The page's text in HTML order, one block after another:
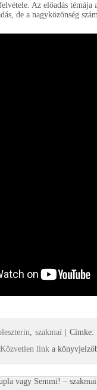
Az előadás
de a nagyközönség
szakmai | Címke:
Közvetlen link a
vagy Semmi! – szakmai